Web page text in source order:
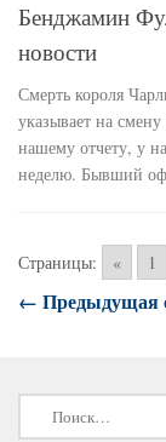
Бенджамин
новости
Смерть короля
указывает на
нашему отчету, у
неделю. Бывший
Страницы: « 1
← Предыдущая